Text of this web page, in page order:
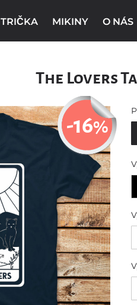
TRIČKA MIKINY O NÁS
The Lovers
-16%